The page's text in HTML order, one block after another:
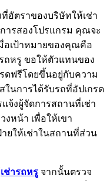
อัตราของบริษัทให้เช่า
ารสองโปรแกรม คุณจะ
มื่อเป้าหมายของคุณคือ
ถหรู ขอให้ตัวแทนของ
ฟรีโดยขึ้นอยู่กับความ
ในการได้รับรถที่อัปเกรด
จ้งผู้จัดการสถานที่เช่า
หน้า เพื่อให้เขา
ยให้เช่าในสถานที่ส่วน
เช่ารถหรู จากนั้นตรวจ